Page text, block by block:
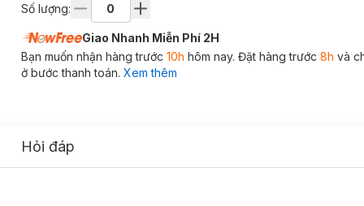
Số lượng:
Giao Nhanh Miễn Phí 2H
Bạn muốn nhận hàng trước 10h hôm nay. Đặt hàng trước 8h và
ở bước thanh toán. Xem thêm
Hỏi đáp